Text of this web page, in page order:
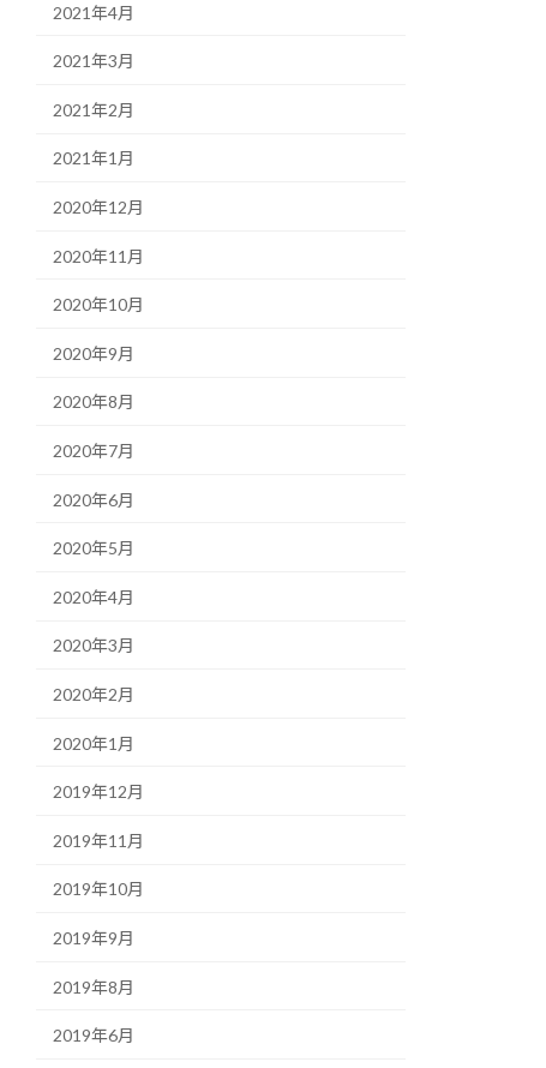
2021年4月
2021年3月
2021年2月
2021年1月
2020年12月
2020年11月
2020年10月
2020年9月
2020年8月
2020年7月
2020年6月
2020年5月
2020年4月
2020年3月
2020年2月
2020年1月
2019年12月
2019年11月
2019年10月
2019年9月
2019年8月
2019年6月